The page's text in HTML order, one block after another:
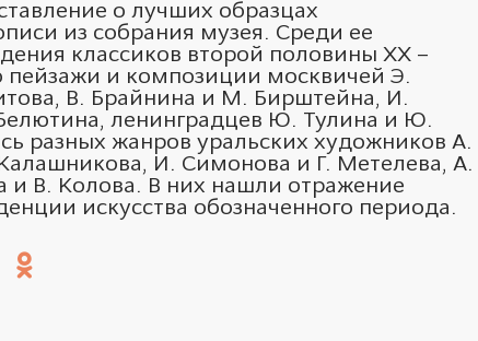
о лучших образцах
из собрания музея. Среди ее
классиков второй половины ХХ –
пейзажи и композиции москвичей Э.
В. Брайнина и М. Бирштейна, И.
ленинградцев Ю. Тулина и Ю.
разных жанров уральских художников А.
И. Симонова и Г. Метелева, А.
и В. Колова. В них нашли отражение
искусства обозначенного периода.